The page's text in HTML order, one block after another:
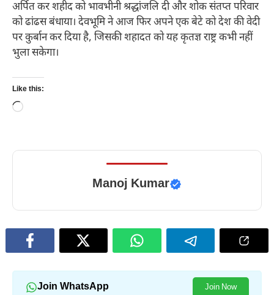
अर्पित कर शहीद को भावभीनी श्रद्धांजलि दी और शोक संतप्त परिवार
को ढांढस बंधाया। देवभूमि ने आज फिर अपने एक बेटे को देश की वेदी
पर कुर्बान कर दिया है, जिसकी शहादत को यह कृतज्ञ राष्ट्र कभी नहीं
भुला सकेगा।
Like this:
Loading…
Manoj Kumar
Join WhatsApp Join Now